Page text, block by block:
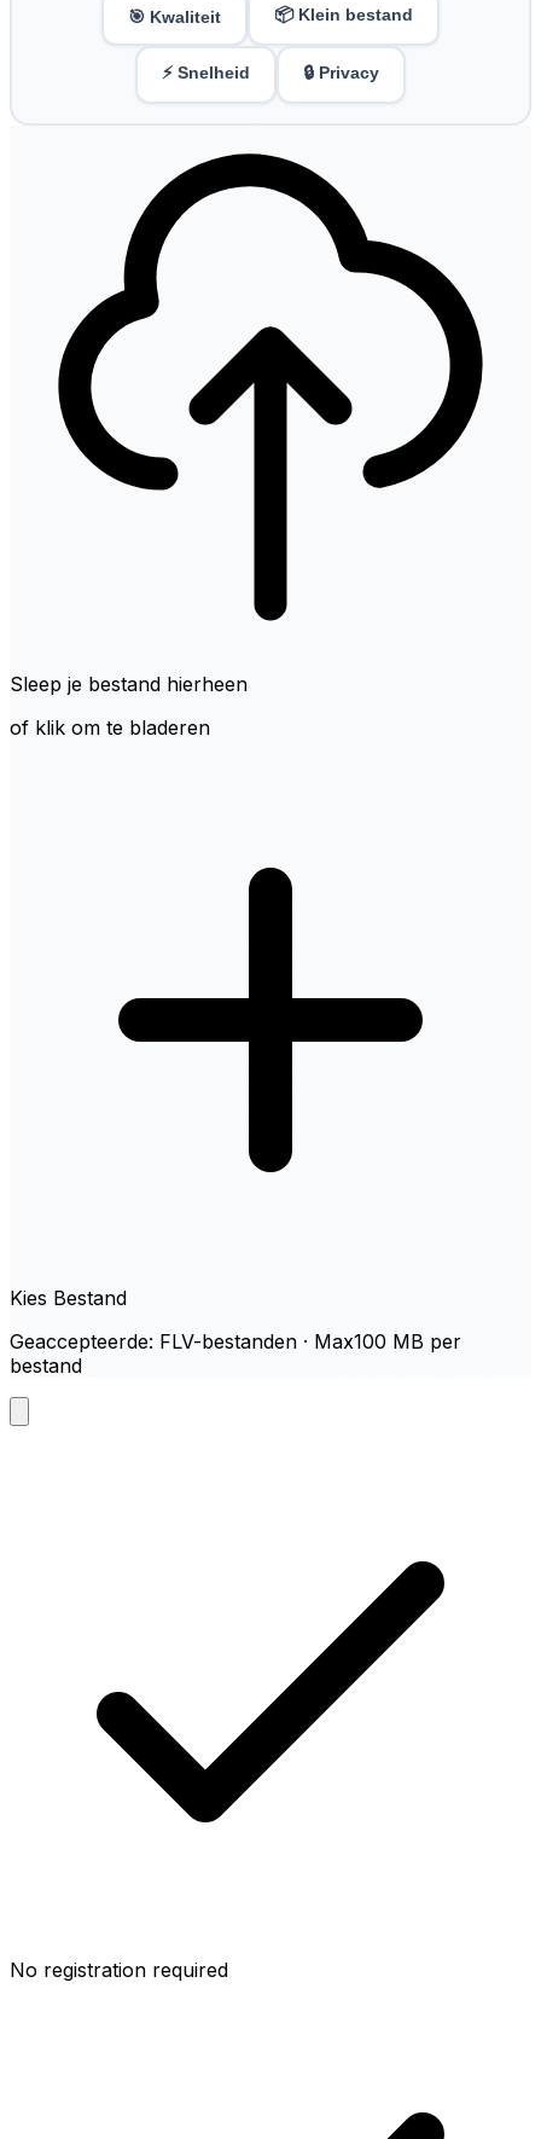
🎯 Kwaliteit 📦 Klein bestand
⚡ Snelheid 🔒 Privacy
Sleep je bestand hierheen
of klik om te bladeren
Kies Bestand
Geaccepteerde: FLV-bestanden · Max100 MB per
bestand
No registration required